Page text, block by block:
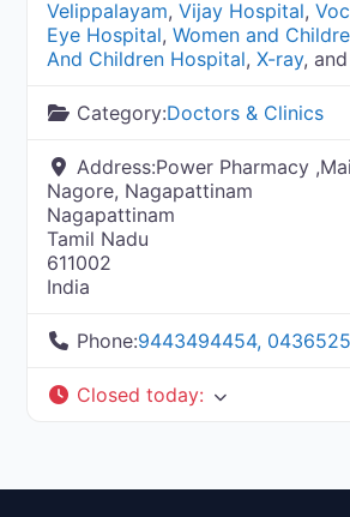
Velippalayam,Vijay Hospital,
Eye Hospital,Women and
And Children Hospital,X-ray,
Category:Doctors & Clinics
Address:Power Pharmacy
Nagore, Nagapattinam
Nagapattinam
Tamil Nadu
611002
India
Phone:9443494454,
Closed today: